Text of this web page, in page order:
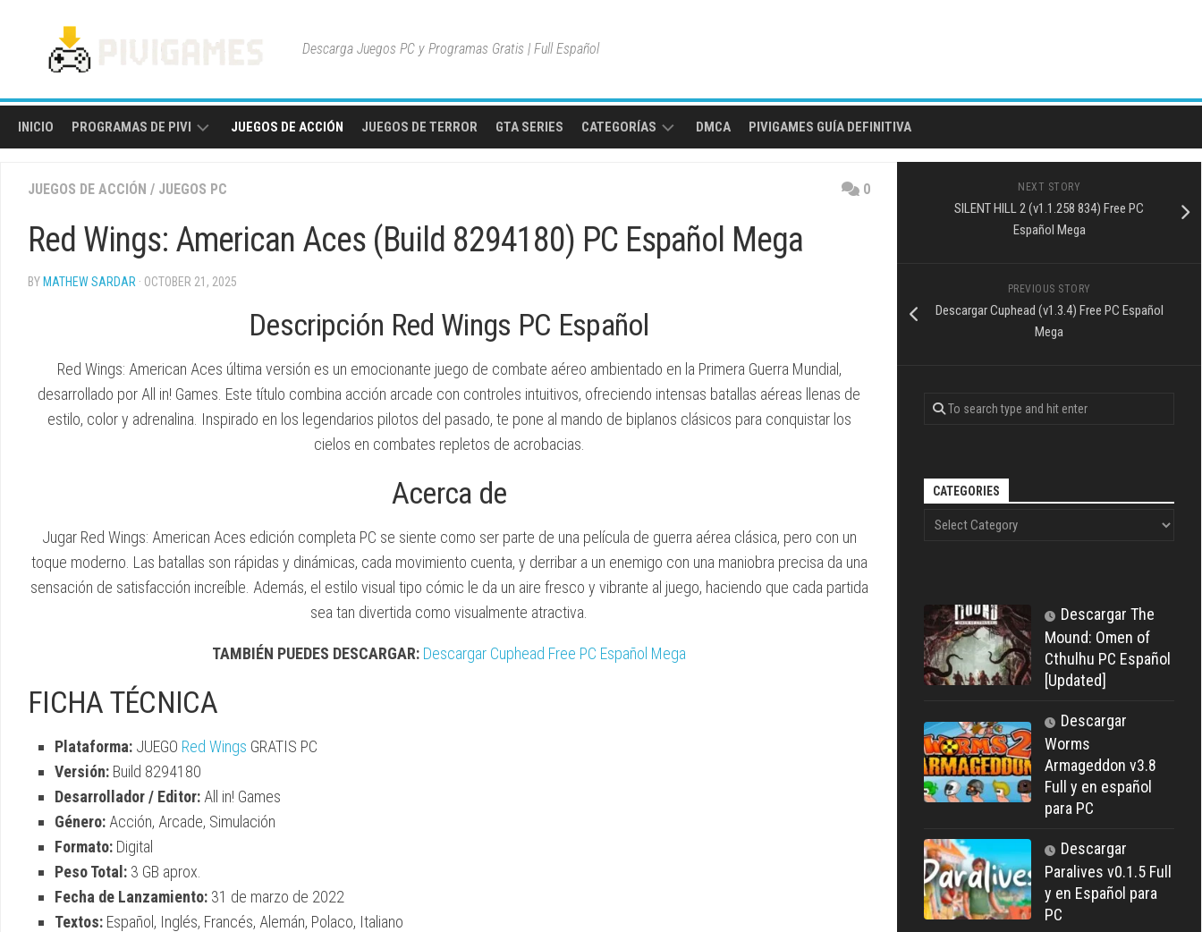
Descarga Juegos PC y Programas Gratis | Full Español
INICIO PROGRAMAS DE PIVI
Y
JUEGOS DE ACCIÓN JUEGOS DE TERROR GTA SERIES CATEGORÍAS
MUNDO
ABIERTO
AVENTURA
DE
ACCIÓN
DMCA PIVIGAMES GUÍA DEFINITIVA
JUEGOS DE ACCIÓN / JUEGOS PC 0
Red Wings: American Aces (Build 8294180) PC Español Mega
BY MATHEW SARDAR · OCTOBER 21, 2025
Descripción Red Wings PC Español
Red Wings: American Aces última versión es un emocionante juego de combate aéreo ambientado en la Primera Guerra Mundial,
desarrollado por All in! Games. Este título combina acción arcade con controles intuitivos, ofreciendo intensas batallas aéreas llenas de
estilo, color y adrenalina. Inspirado en los legendarios pilotos del pasado, te pone al mando de biplanos clásicos para conquistar los
cielos en combates repletos de acrobacias.
Acerca de
Jugar Red Wings: American Aces edición completa PC se siente como ser parte de una película de guerra aérea clásica, pero con un
toque moderno. Las batallas son rápidas y dinámicas, cada movimiento cuenta, y derribar a un enemigo con una maniobra precisa da una
sensación de satisfacción increíble. Además, el estilo visual tipo cómic le da un aire fresco y vibrante al juego, haciendo que cada partida
sea tan divertida como visualmente atractiva.
TAMBIÉN PUEDES DESCARGAR: Descargar Cuphead Free PC Español Mega
FICHA TÉCNICA
Plataforma: JUEGO Red Wings GRATIS PC
Versión: Build 8294180
Desarrollador / Editor: All in! Games
Género: Acción, Arcade, Simulación
Formato: Digital
Peso Total: 3 GB aprox.
Fecha de Lanzamiento: 31 de marzo de 2022
Textos: Español, Inglés, Francés, Alemán, Polaco, Italiano
NEXT STORY
SILENT HILL 2 (v1.1.258 834) Free PC
Español Mega
PREVIOUS STORY
Descargar Cuphead (v1.3.4) Free PC Español
Mega
CATEGORIES
Descargar The
Mound: Omen of
Cthulhu PC Español
[Updated]
Descargar
Worms
Armageddon v3.8
Full y en español
para PC
Descargar
Paralives v0.1.5 Full
y en Español para
PC